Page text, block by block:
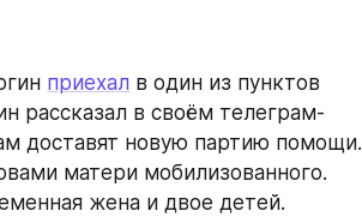
приехал в один из пунктов
рассказал в своём телеграм-
доставят новую партию помощи.
матери мобилизованного.
жена и двое детей.